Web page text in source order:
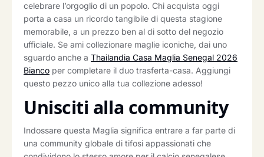
celebrare l’orgoglio di un popolo. Chi acquista oggi
porta a casa un ricordo tangibile di questa stagione
memorabile, a un prezzo ben al di sotto del negozio
ufficiale. Se ami collezionare maglie iconiche, dai uno
sguardo anche a Thailandia Casa Maglia Senegal 2026
Bianco per completare il duo trasferta-casa. Aggiungi
questo pezzo unico alla tua collezione adesso!
Unisciti alla community
Indossare questa Maglia significa entrare a far parte di
una community globale di tifosi appassionati che